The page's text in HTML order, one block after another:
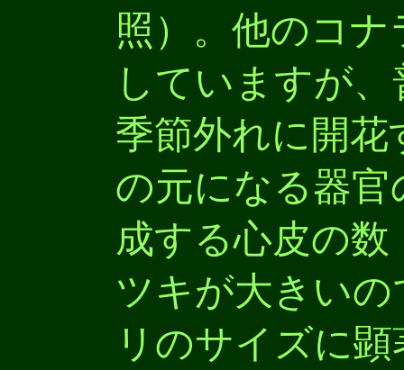
照）。他のコ
していますが
季節外れに開
の元になる器
成する心皮の
ツキが大きい
リのサイズに